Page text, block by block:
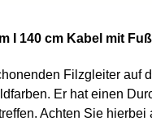
140 cm Kabel mit
Filzgleiter auf
Er hat einen
Achten Sie